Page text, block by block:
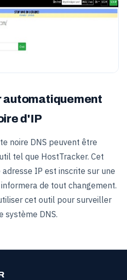
automatiquement
d'IP
noire DNS peuvent être
tel que HostTracker. Cet
IP est inscrite sur une
de tout changement.
cet outil pour surveiller
système DNS.